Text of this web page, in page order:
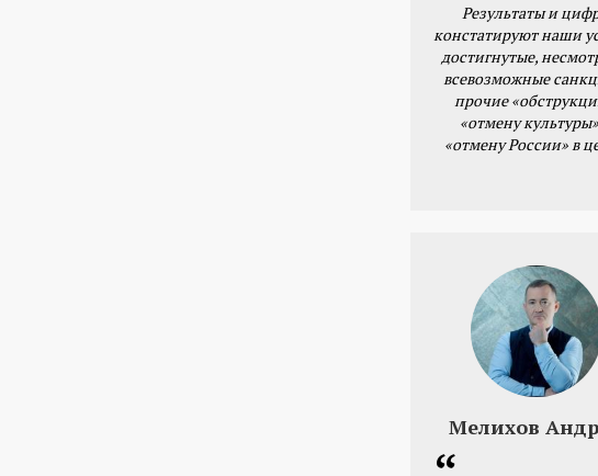
Результаты и
констатируют наши
достигнутые,
всевозможные
прочие
«отмену
«отмену России» в
Мелихов